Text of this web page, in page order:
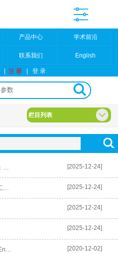
产品中心 学术前沿
联系我们 English
|注 册 |登 录
栏目列表
[2025-12-24]
北科纳米——突破眼科材料科研瓶颈：洞察前沿，引领创新
[2025-12-24]
北科纳米——口腔医学与生物材料医工交叉
[2025-12-24]
[2025-12-24]
[2020-12-02]
纳米中心/北化Nat. Mater.，姚彦Nat. Energy，...